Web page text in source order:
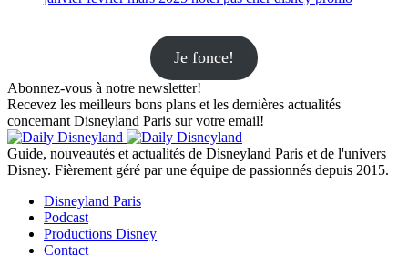
Je fonce!
Abonnez-vous à notre newsletter!
Recevez les meilleurs bons plans et les dernières actualités
concernant Disneyland Paris sur votre email!
Guide, nouveautés et actualités de Disneyland Paris et de l'univers
Disney. Fièrement géré par une équipe de passionnés depuis 2015.
Disneyland Paris
Podcast
Productions Disney
Contact